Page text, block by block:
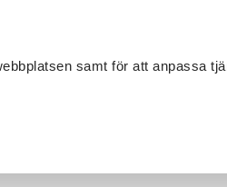
samt för att anpassa